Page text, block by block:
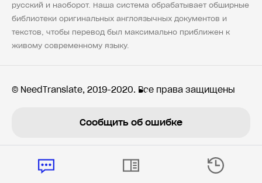
русский и наоборот. Наша система обрабатывает обширные
библиотеки оригинальных англоязычных документов и
текстов, чтобы перевод был максимально приближен к
живому современному языку.
© NeedTranslate, 2019-2020. Все права защищены
Сообщить об ошибке